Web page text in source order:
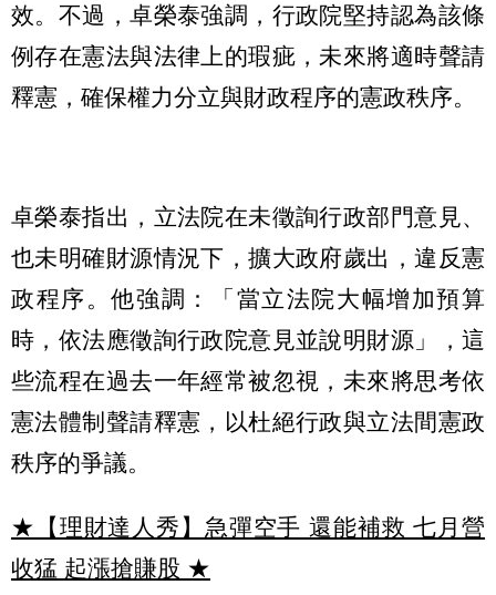
效。不過，卓榮泰強調，行政院堅持認為該條
例存在憲法與法律上的瑕疵，未來將適時聲請
釋憲，確保權力分立與財政程序的憲政秩序。
卓榮泰指出，立法院在未徵詢行政部門意見、
也未明確財源情況下，擴大政府歲出，違反憲
政程序。他強調：「當立法院大幅增加預算
時，依法應徵詢行政院意見並說明財源」，這
些流程在過去一年經常被忽視，未來將思考依
憲法體制聲請釋憲，以杜絕行政與立法間憲政
秩序的爭議。
★【理財達人秀】急彈空手 還能補救 七月營
收猛 起漲搶賺股 ★